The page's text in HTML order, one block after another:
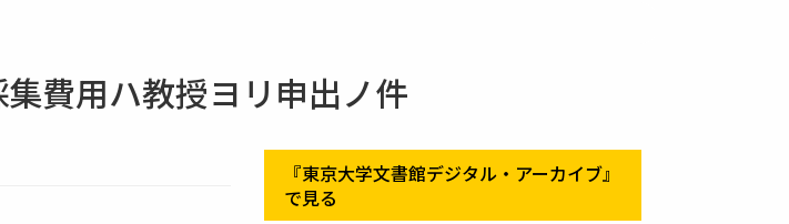
費用ハ教授ヨリ申出ノ件
『東京大学文書館デジタル・アーカイブ』
で見る